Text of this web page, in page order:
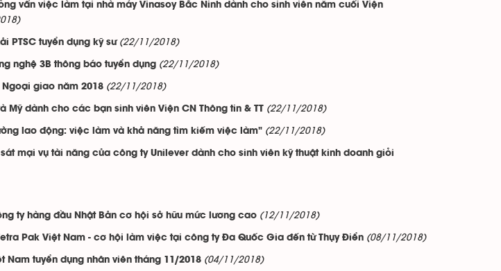
vấn việc làm tại nhà máy Vinasoy Bắc Ninh dành cho sinh viên năm cuối Viện
PTSC tuyển dụng kỹ sư (22/11/2018)
nghệ 3B thông báo tuyển dụng (22/11/2018)
Ngoại giao năm 2018 (22/11/2018)
Mỹ dành cho các bạn sinh viên Viện CN Thông tin & TT (22/11/2018)
lao động: việc làm và khả năng tìm kiếm việc làm" (22/11/2018)
mại vụ tài năng của công ty Unilever dành cho sinh viên kỹ thuật kinh doanh giỏi
ty hàng đầu Nhật Bản cơ hội sở hữu mức lương cao (12/11/2018)
Pak Việt Nam - cơ hội làm việc tại công ty Đa Quốc Gia đến từ Thụy Điển (08/11/2018)
Nam tuyển dụng nhân viên tháng 11/2018 (04/11/2018)